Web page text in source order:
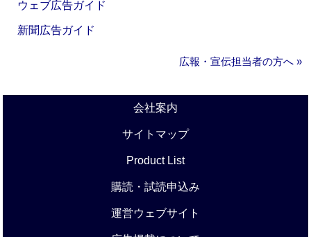
ウェブ広告ガイド
新聞広告ガイド
広報・宣伝担当者の方へ »
会社案内
サイトマップ
Product List
購読・試読申込み
運営ウェブサイト